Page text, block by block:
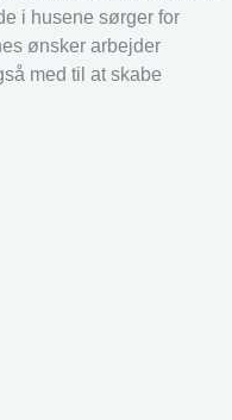
i husene sørger for
ønsker arbejder
med til at skabe